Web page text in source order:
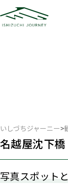
いしづちジャーニー>
名越屋沈下橋
写真スポット